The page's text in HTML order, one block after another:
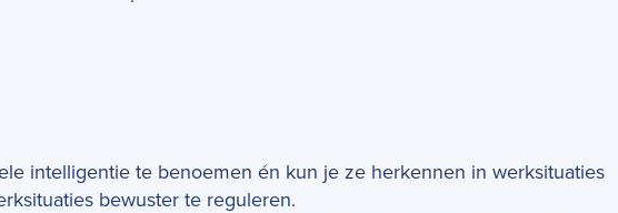
intelligentie te benoemen én kun je ze herkennen in werksituaties
bewuster te reguleren.